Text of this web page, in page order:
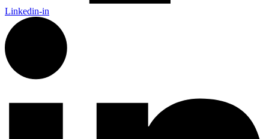
Linkedin-in